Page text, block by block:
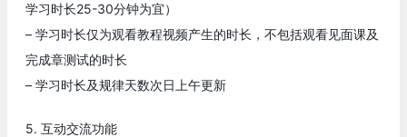
学习时长25-30分钟为宜）
– 学习时长仅为观看教程视频产生的时长，不包括观看见面课及
完成章测试的时长
– 学习时长及规律天数次日上午更新
5. 互动交流功能